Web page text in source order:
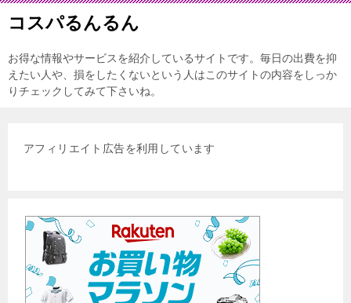
コスパるんるん
お得な情報やサービスを紹介しているサイトです。毎日の出費を抑
えたい人や、損をしたくないという人はこのサイトの内容をしっか
りチェックしてみて下さいね。
アフィリエイト広告を利用しています